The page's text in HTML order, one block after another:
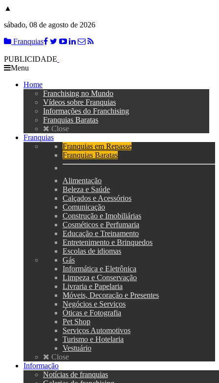
▲
sábado, 08 de agosto de 2026
Franquias
PUBLICIDADE
Menu
Home
Franchising no Mundo
Vídeos sobre Franquias
Informações do Franchising
Franquias Baratas
Close
Franquias
Franquias em Repasse
Franquias Baratas
Alimentação
Beleza e Saúde
Calçados e Acessórios
Comunicação
Construção e Imobiliárias
Cosméticos e Perfumaria
Educação e Treinamento
Entretenimento e Brinquedos
Escolas de idiomas
Gás
Informática e Eletrônica
Limpeza e Conservação
Livraria e Papelaria
Móveis, Decoração e Presentes
Negócios e Serviços
Óticas e Fotografia
Pet Shop
Serviços Automotivos
Turismo e Hotelaria
Vestuário
Close
Informação
Notícias de franquias